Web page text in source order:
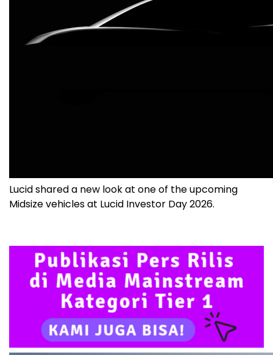
Lucid shared a new look at one of the upcoming
Midsize vehicles at Lucid Investor Day 2026.